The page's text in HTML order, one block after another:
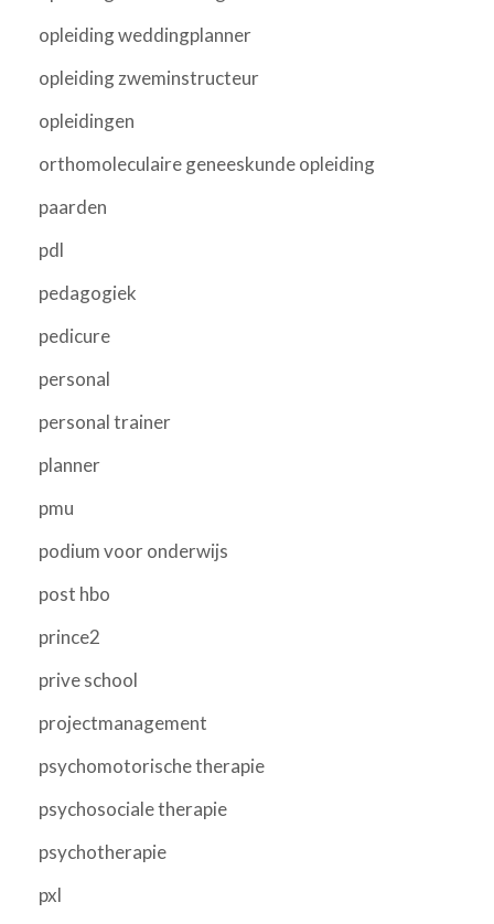
opleiding weddingplanner
opleiding zweminstructeur
opleidingen
orthomoleculaire geneeskunde opleiding
paarden
pdl
pedagogiek
pedicure
personal
personal trainer
planner
pmu
podium voor onderwijs
post hbo
prince2
prive school
projectmanagement
psychomotorische therapie
psychosociale therapie
psychotherapie
pxl